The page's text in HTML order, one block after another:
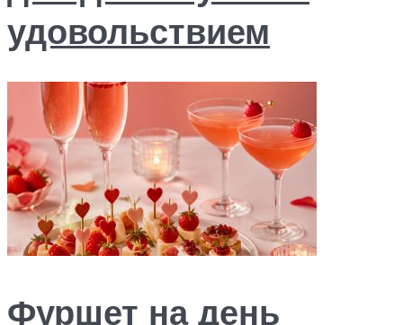
удовольствием
Фуршет на день